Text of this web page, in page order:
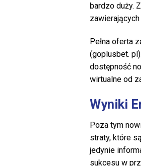
bardzo duży.
Pełna oferta
(goplusbet.
dostępność
wirtualne od
Wyniki
Poza tym
straty, które
jedynie
sukcesu w